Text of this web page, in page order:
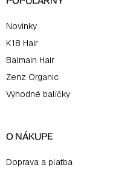
Novinky
K18 Hair
Balmain Hair
Zenz Organic
Výhodné balíčky
O NÁKUPE
Doprava a platba